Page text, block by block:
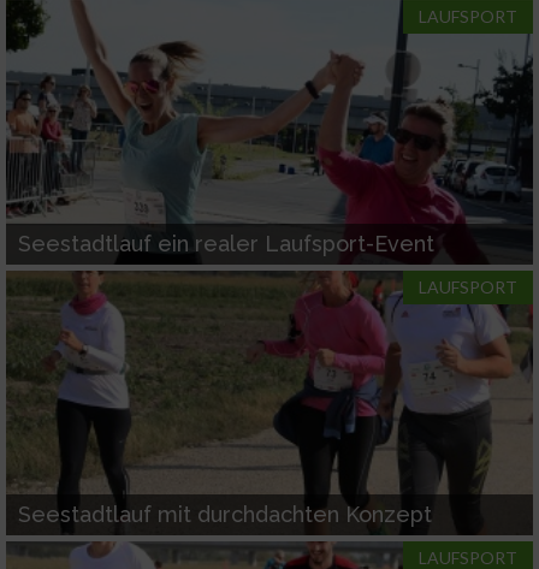
LAUFSPORT
Seestadtlauf ein realer Laufsport-Event
LAUFSPORT
Seestadtlauf mit durchdachten Konzept
LAUFSPORT
Erstellung von Profilen für personalisierte
Werbung
Verwendung von Profilen zur Auswahl
personalisierter Werbung
Erstellung von Profilen zur Personalisierung
von Inhalten
Verwendung von Profilen zur Auswahl
personalisierter Inhalte
Messung der Werbeleistung
Messung der Performance von Inhalten
Analyse von Zielgruppen durch Statistiken
oder Kombinationen von Daten aus
verschiedenen Quellen
Entwicklung und Verbesserung der Angebote